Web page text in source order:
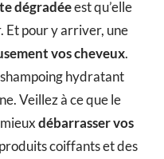
dégradéeest qu’elle
Et pour y arriver, une
vos cheveux.
hydratant
Veillez à ce que le
débarrasser vos
coiffants et des